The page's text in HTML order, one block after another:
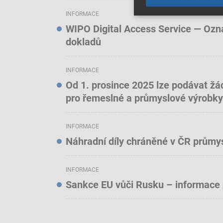
INFORMACE
WIPO Digital Access Service —
dokladů
INFORMACE
Od 1. prosince 2025 lze podávat
pro řemeslné a průmyslové výrobky
INFORMACE
Náhradní díly chráněné v ČR
INFORMACE
Sankce EU vůči Rusku –